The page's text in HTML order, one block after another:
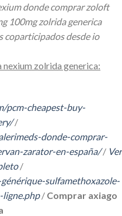
donde comprar zoloft
100mg zolrida generica
coparticipados desde io
zolrida generica:
pcm-cheapest-buy-
/
donde-comprar-
zarator-en-españa// Ver
/
sulfamethoxazole-
/ Comprar axiago